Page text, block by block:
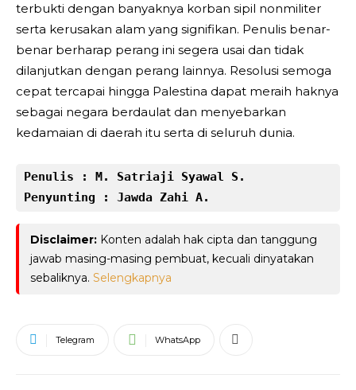
terbukti dengan banyaknya korban sipil nonmiliter
serta kerusakan alam yang signifikan. Penulis benar-
benar berharap perang ini segera usai dan tidak
dilanjutkan dengan perang lainnya. Resolusi semoga
cepat tercapai hingga Palestina dapat meraih haknya
sebagai negara berdaulat dan menyebarkan
kedamaian di daerah itu serta di seluruh dunia.
Penulis : M. Satriaji Syawal S.
Penyunting : Jawda Zahi A.
Disclaimer: Konten adalah hak cipta dan tanggung
jawab masing-masing pembuat, kecuali dinyatakan
sebaliknya. Selengkapnya
Telegram WhatsApp